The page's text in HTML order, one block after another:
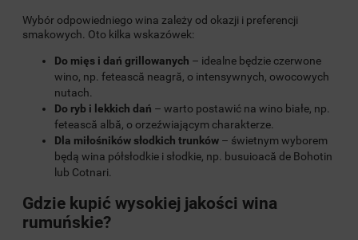
Wybór odpowiedniego wina zależy od okazji i preferencji
smakowych. Oto kilka wskazówek:
Do mięs i dań grillowanych – idealne będzie czerwone
wino, np. fetească neagră, o intensywnych, owocowych
nutach.
Do ryb i lekkich dań – warto postawić na wino białe, np.
fetească albă, o orzeźwiającym charakterze.
Dla miłośników słodkich trunków – świetnym wyborem
będą wina półsłodkie i słodkie, np. busuioacă de Bohotin
lub Cotnari.
Gdzie kupić wysokiej jakości wina
rumuńskie?